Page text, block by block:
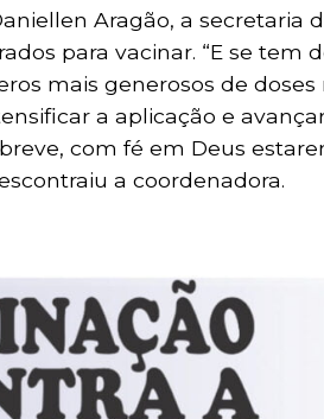
Aragão, a secretaria
para vacinar. “E se tem
mais generosos de
a aplicação e
com fé em Deus
a coordenadora.